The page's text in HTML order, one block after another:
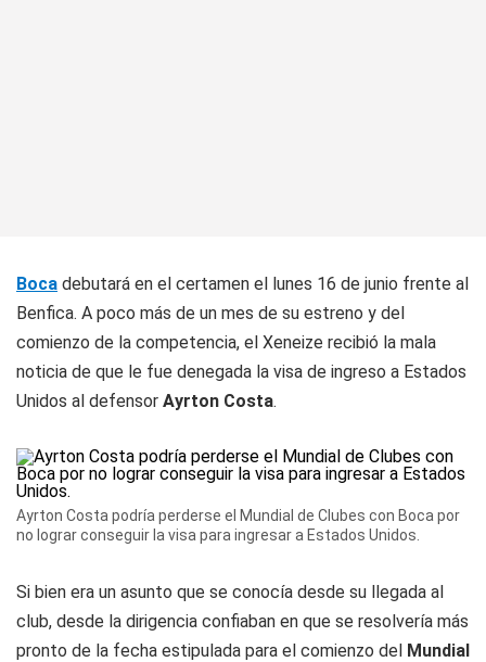
Boca debutará en el certamen el lunes 16 de junio frente al
Benfica. A poco más de un mes de su estreno y del
comienzo de la competencia, el Xeneize recibió la mala
noticia de que le fue denegada la visa de ingreso a Estados
Unidos al defensor Ayrton Costa.
Ayrton Costa podría perderse el Mundial de Clubes con Boca por
no lograr conseguir la visa para ingresar a Estados Unidos.
Si bien era un asunto que se conocía desde su llegada al
club, desde la dirigencia confiaban en que se resolvería más
pronto de la fecha estipulada para el comienzo del Mundial